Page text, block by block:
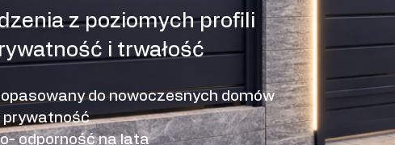
z poziomych profili
i trwałość
do nowoczesnych domów
prywatność
odporność na lata